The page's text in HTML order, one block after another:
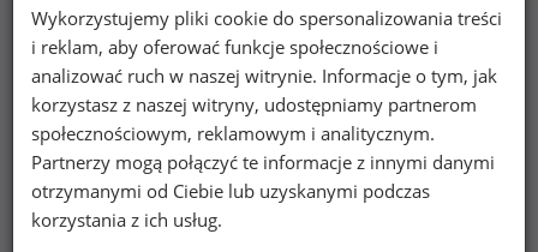
Poszukujesz szczegółowych danych o
wynagrodzeniachpracowników restauracji
lub na innych stanowiskach?
Dowiedz się więcej
Wykorzystaj kod
Wykorzystujemy pliki cookie do spersonalizowania treści
i reklam, aby oferować funkcje społecznościowe i
analizować ruch w naszej witrynie. Informacje o tym, jak
korzystasz z naszej witryny, udostępniamy partnerom
społecznościowym, reklamowym i analitycznym.
Partnerzy mogą połączyć te informacje z innymi danymi
otrzymanymi od Ciebie lub uzyskanymi podczas
korzystania z ich usług.